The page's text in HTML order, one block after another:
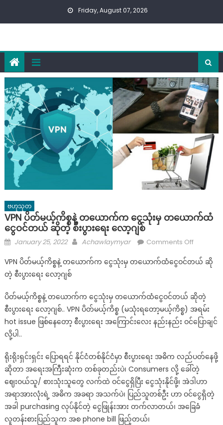
Friday, August 07, 2026
ဗဟုသုတ
VPN ပိတ်မယ့်ကိစ္စနဲ့ တယောက်က ငွေသုံးမှ တယောက်ထံ
ငွေဝင်တယ် ဆိုတဲ့ စီးပွားရေး လော့ဂျစ်
Posted
January 25, 2022 Author
Achawlaymyar Comments Offon
ပိတ်
နဲ့
တ
ယောက်
သုံး
မှ
တ
ယောက်
ထံ
ငွေ
VPN ပိတ်မယ့်ကိစ္စနဲ့ တယောက်က ငွေသုံးမှ တယောက်ထံငွေဝင်တယ် ဆို
တဲ့ စီးပွားရေး လော့ဂျစ်
ပိတ်မယ့်ကိစ္စနဲ့ တယောက်က ငွေသုံးမှ တယောက်ထံငွေဝင်တယ် ဆိုတဲ့
စီးပွားရေး လော့ဂျစ်.. VPN ပိတ်မယ့်ကိစ္စ (မသုံးရတော့မယ့်ကိစ္စ) အရမ်း
hot issue ဖြစ်နေတော့ စီးပွားရေး အကြောင်းလေး နည်းနည်း ဝင်ပြောချင်
လို့ပါ..
ရိုးရိုးရှင်းရှင်း ပြောရရင် နိုင်ငံတစ်နိုင်ငံမှာ စီးပွားရေး အဓိက လည်ပတ်နေဖို့
ဆိုတာ အရေးအကြီးဆုံးက တစ်ခုတည်းပဲ၊ Consumers လို့ ခေါ်တဲ့
ဈေးဝယ်သူ/ စားသုံးသူတွေ လက်ထဲ ဝင်ငွေရှိပြီး ငွေသုံးနိုင်ဖို့၊ အဲဒါဟာ
အရာအားလုံးရဲ့ အဓိက အခရာ အသက်ပဲ၊ ပြည်သူတစ်ဦး ဟာ ဝင်ငွေရှိတဲ့
အခါ purchasing လုပ်နိုင်တဲ့ ငွေဖြုန်းအား တက်လာတယ်၊ အခြေခံ
လူတန်းစားပြည်သူက အစ phone bill ဖြည့်တယ်၊